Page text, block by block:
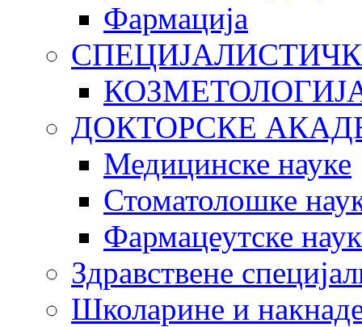
Фармација
ДОКТОРСКЕ
Медицинске науке
Стоматолошке
Фармацеутске
Здравствене
Школарине и